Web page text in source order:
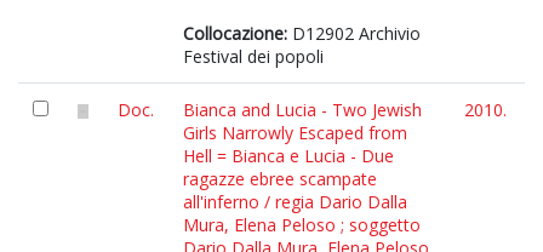
Collocazione: D12902 Archivio
Festival dei popoli
Doc.
Bianca and Lucia - Two Jewish
Girls Narrowly Escaped from
Hell = Bianca e Lucia - Due
ragazze ebree scampate
all'inferno / regia Dario Dalla
Mura, Elena Peloso ; soggetto
2010.